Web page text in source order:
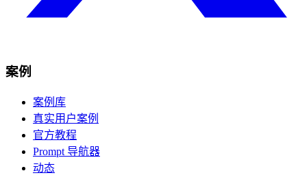
案例
案例库
真实用户案例
官方教程
Prompt 导航器
动态